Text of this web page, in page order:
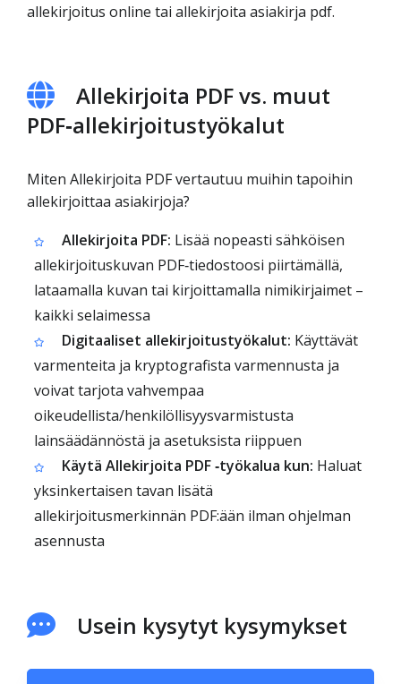
allekirjoitus online tai allekirjoita asiakirja pdf.
Allekirjoita PDF vs. muut
PDF‑allekirjoitustyökalut
Miten Allekirjoita PDF vertautuu muihin tapoihin
allekirjoittaa asiakirjoja?
Allekirjoita PDF: Lisää nopeasti sähköisen
allekirjoituskuvan PDF‑tiedostoosi piirtämällä,
lataamalla kuvan tai kirjoittamalla nimikirjaimet –
kaikki selaimessa
Digitaaliset allekirjoitustyökalut: Käyttävät
varmenteita ja kryptografista varmennusta ja
voivat tarjota vahvempaa
oikeudellista/henkilöllisyysvarmistusta
lainsäädännöstä ja asetuksista riippuen
Käytä Allekirjoita PDF ‑työkalua kun: Haluat
yksinkertaisen tavan lisätä
allekirjoitusmerkinnän PDF:ään ilman ohjelman
asennusta
Usein kysytyt kysymykset